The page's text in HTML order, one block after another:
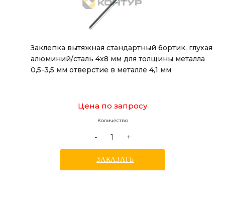
Заклепка вытяжная стандартный бортик, глухая
алюминий/сталь 4х8 мм для толщины металла
0,5-3,5 мм отверстие в металле 4,1 мм
Цена по запросу
Количество
- +
ЗАКАЗАТЬ